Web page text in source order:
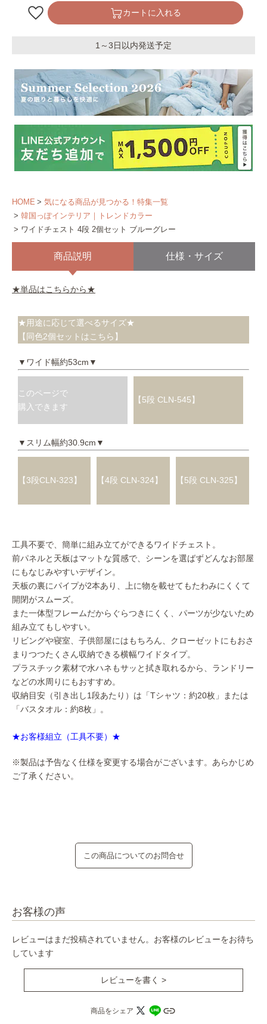
カートに入れる
1～3日以内発送予定
HOME
気になる商品が見つかる！特集一覧
韓国っぽインテリア｜トレンドカラー
ワイドチェスト 4段 2個セット ブルーグレー
商品説明 仕様・サイズ
★単品はこちらから★
★用途に応じて選べるサイズ★
【同色2個セットはこちら】
▼ワイド幅約53cm▼
このページで
購入できます
【5段 CLN-545】
▼スリム幅約30.9cm▼
【3段CLN-323】 【4段 CLN-324】 【5段 CLN-325】
工具不要で、簡単に組み立てができるワイドチェスト。
前パネルと天板はマットな質感で、シーンを選ばずどんなお部屋
にもなじみやすいデザイン。
天板の裏にパイプが2本あり、上に物を載せてもたわみにくくて
開閉がスムーズ。
また一体型フレームだからぐらつきにくく、パーツが少ないため
組み立てもしやすい。
リビングや寝室、子供部屋にはもちろん、クローゼットにもおさ
まりつつたくさん収納できる横幅ワイドタイプ。
プラスチック素材で水ハネもサッと拭き取れるから、ランドリー
などの水周りにもおすすめ。
収納目安（引き出し1段あたり）は「Tシャツ：約20枚」または
「バスタオル：約8枚」。
★お客様組立（工具不要）★
※製品は予告なく仕様を変更する場合がございます。あらかじめ
ご了承ください。
この商品についてのお問合せ
お客様の声
レビューはまだ投稿されていません。お客様のレビューをお待ち
しています
レビューを書く >
商品をシェア